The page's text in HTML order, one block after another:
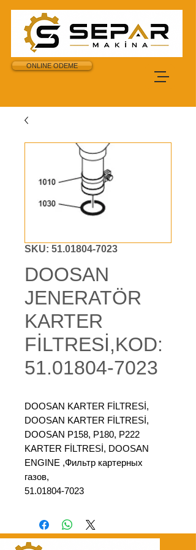
ONLINE ODEME
SKU: 51.01804-7023
DOOSAN
JENERATÖR
KARTER
FİLTRESİ,KOD:
51.01804-7023
DOOSAN KARTER FİLTRESİ,
DOOSAN KARTER FİLTRESİ,
DOOSAN P158, P180, P222
KARTER FİLTRESİ, DOOSAN
ENGINE ,Фильтр картерных
газов,
51.01804-7023